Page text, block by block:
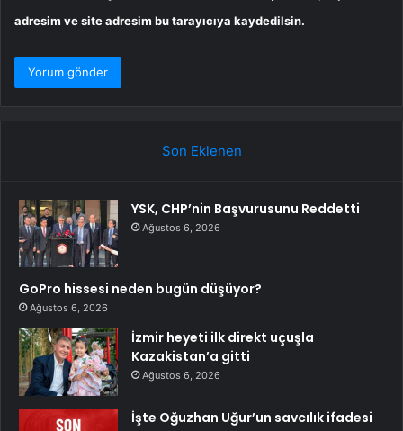
adresim ve site adresim bu tarayıcıya kaydedilsin.
Son Eklenen
YSK, CHP’nin Başvurusunu Reddetti
Ağustos 6, 2026
GoPro hissesi neden bugün düşüyor?
Ağustos 6, 2026
İzmir heyeti ilk direkt uçuşla
Kazakistan’a gitti
Ağustos 6, 2026
İşte Oğuzhan Uğur’un savcılık ifadesi